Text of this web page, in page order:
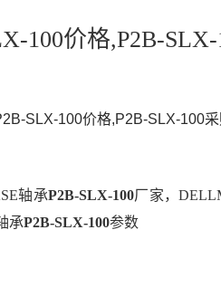
100价格,P2B-
SLX-100价格,P2B-SLX-100采
轴承P2B-SLX-100厂家，
承P2B-SLX-100参数